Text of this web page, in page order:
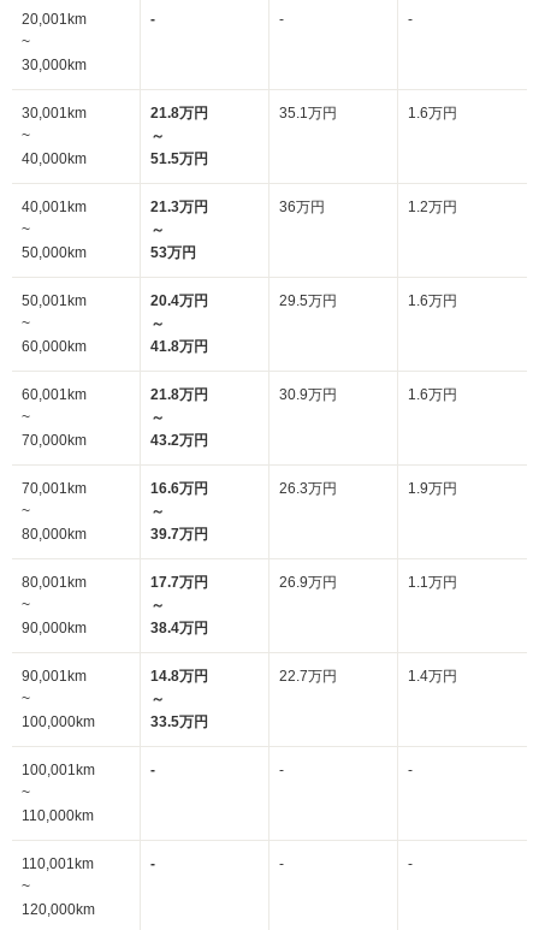
20,001km
~
30,000km
- - -
30,001km
~
40,000km
21.8万円
～
51.5万円
35.1万円 1.6万円
40,001km
~
50,000km
21.3万円
～
53万円
36万円 1.2万円
50,001km
~
60,000km
20.4万円
～
41.8万円
29.5万円 1.6万円
60,001km
~
70,000km
21.8万円
～
43.2万円
30.9万円 1.6万円
70,001km
~
80,000km
16.6万円
～
39.7万円
26.3万円 1.9万円
80,001km
~
90,000km
17.7万円
～
38.4万円
26.9万円 1.1万円
90,001km
~
100,000km
14.8万円
～
33.5万円
22.7万円 1.4万円
100,001km
~
110,000km
- - -
110,001km
~
120,000km
- - -